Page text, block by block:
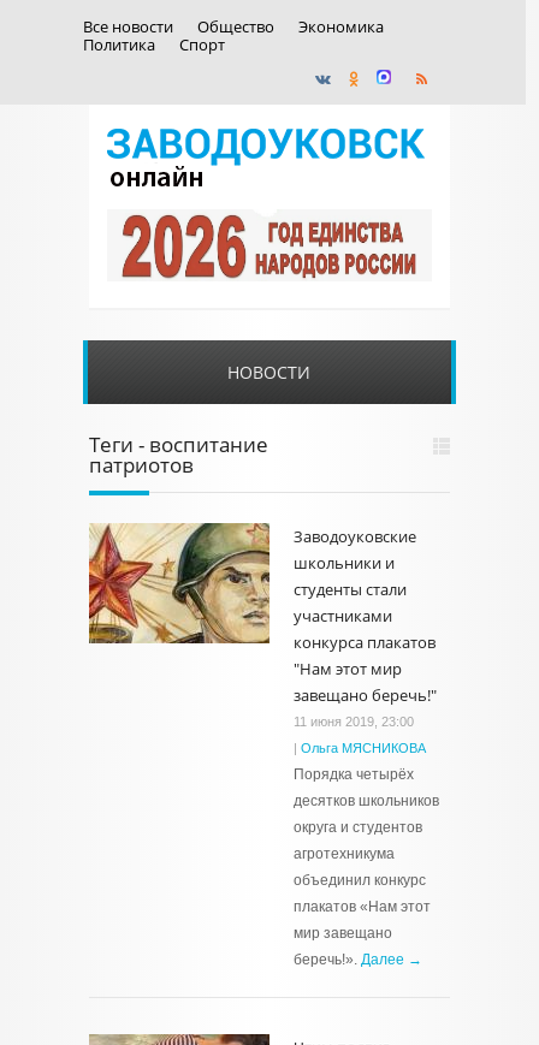
Все новости Общество
Экономика
Политика
Спорт
НОВОСТИ
Теги - воспитание
патриотов
Заводоуковские
школьники и
студенты стали
участниками
конкурса плакатов
"Нам этот мир
завещано беречь!"
11 июня 2019, 23:00
| Ольга МЯСНИКОВА
Порядка четырёх
десятков школьников
округа и студентов
агротехникума
объединил конкурс
плакатов «Нам этот
мир завещано
беречь!». Далее →